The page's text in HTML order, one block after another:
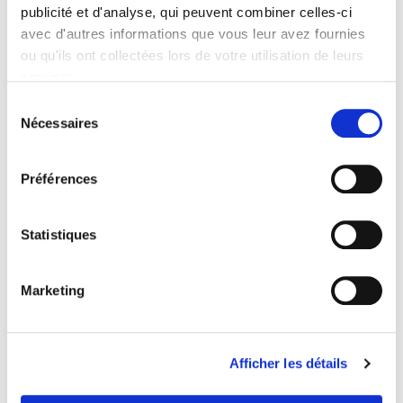
publicité et d'analyse, qui peuvent combiner celles-ci
avec d'autres informations que vous leur avez fournies
ou qu'ils ont collectées lors de votre utilisation de leurs
Nécessaires
Préférences
Statistiques
Marketing
Afficher les détails
Sommaire
Auteur
Collection
Langue
français
Mots clés
Internet Hierarchy>Science politique>Fait politique